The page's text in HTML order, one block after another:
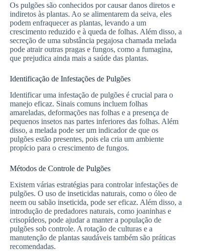
Os pulgões são conhecidos por causar danos diretos e
indiretos às plantas. Ao se alimentarem da seiva, eles
podem enfraquecer as plantas, levando a um
crescimento reduzido e à queda de folhas. Além disso, a
secreção de uma substância pegajosa chamada melada
pode atrair outras pragas e fungos, como a fumagina,
que prejudica ainda mais a saúde das plantas.
Identificação de Infestações de Pulgões
Identificar uma infestação de pulgões é crucial para o
manejo eficaz. Sinais comuns incluem folhas
amareladas, deformações nas folhas e a presença de
pequenos insetos nas partes inferiores das folhas. Além
disso, a melada pode ser um indicador de que os
pulgões estão presentes, pois ela cria um ambiente
propício para o crescimento de fungos.
Métodos de Controle de Pulgões
Existem várias estratégias para controlar infestações de
pulgões. O uso de inseticidas naturais, como o óleo de
neem ou sabão inseticida, pode ser eficaz. Além disso, a
introdução de predadores naturais, como joaninhas e
crisopídeos, pode ajudar a manter a população de
pulgões sob controle. A rotação de culturas e a
manutenção de plantas saudáveis também são práticas
recomendadas.